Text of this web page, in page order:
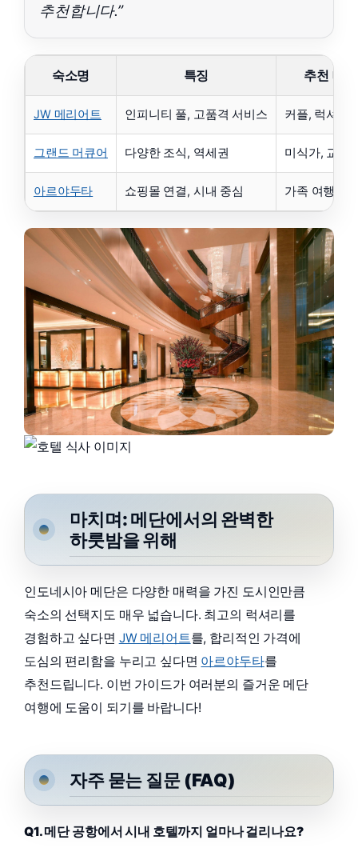
추천합니다.”
숙소명 특징 추천 대상
JW 메리어트 인피니티 풀, 고품격 서비스 커플, 럭셔리
그랜드 머큐어 다양한 조식, 역세권 미식가, 교통
아르야두타 쇼핑몰 연결, 시내 중심 가족 여행, 쇼
마치며: 메단에서의 완벽한
하룻밤을 위해
인도네시아 메단은 다양한 매력을 가진 도시인만큼
숙소의 선택지도 매우 넓습니다. 최고의 럭셔리를
경험하고 싶다면 JW 메리어트를, 합리적인 가격에
도심의 편리함을 누리고 싶다면 아르야두타를
추천드립니다. 이번 가이드가 여러분의 즐거운 메단
여행에 도움이 되기를 바랍니다!
자주 묻는 질문 (FAQ)
Q1. 메단 공항에서 시내 호텔까지 얼마나 걸리나요?